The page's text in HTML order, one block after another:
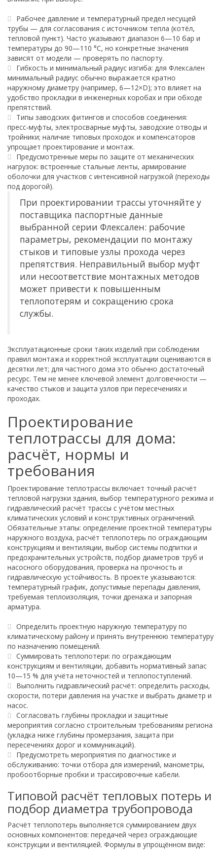
Рабочее давление и температурный предел несущей
трубы — для согласования с источником тепла (котёл,
тепловой пункт). Часто указывают диапазон 6—10 бар и
температуры до 90—110 °C, но конкретные значения
зависят от модели — проверять по паспорту.
Гибкость и минимальный радиус изгиба: для Флексален
минимальный радиус обычно выражается кратно
наружному диаметру (например, 6—12×D); это влияет на
удобство прокладки в инженерных коробах и при обходе
препятствий.
Типы заводских фитингов и способов соединения:
пресс‑муфты, электросварные муфты, заводские отводы и
тройники; наличие типовых проходок и компенсаторов
упрощает проектирование и монтаж.
Предусмотренные меры по защите от механических
нагрузок: встроенные стальные ленты, армирование
оболочки для участков с интенсивной нагрузкой (переходы
под дорогой).
При проектировании трассы уточняйте у
поставщика паспортные данные
выбранной серии Флексален: рабочие
параметры, рекомендации по монтажу
стыков и типовые узлы прохода через
препятствия. Неправильный выбор муфт
или несоответствие монтажных методов
может привести к повышенным
теплопотерям и сокращению срока
службы.
Эксплуатационные сроки таких изделий при соблюдении
правил монтажа и корректной эксплуатации оцениваются в
десятки лет; для частного дома это обычно достаточный
ресурс. Тем не менее ключевой элемент долговечности —
качество стыков и защита узлов при пересечениях и
проходах.
Проектирование
теплотрассы для дома:
расчёт, нормы и
требования
Проектирование теплотрассы включает точный расчёт
тепловой нагрузки здания, выбор температурного режима и
гидравлический расчёт трассы с учётом местных
климатических условий и конструктивных ограничений.
Обязательные этапы: определение проектной температуры
наружного воздуха, расчёт теплопотерь по ограждающим
конструкциям и вентиляции, выбор системы подпитки и
предохранительных устройств, подбор диаметров труб и
насосного оборудования, проверка на прочность и
гидравлическую устойчивость. В проекте указываются:
температурный график, допустимые перепады давления,
требуемая теплоизоляция, точки дренажа и запорная
арматура.
Определить проектную наружную температуру по
климатическому району и принять внутреннюю температуру
по назначению помещений.
Суммировать теплопотери: по ограждающим
конструкциям и вентиляции, добавить нормативный запас
10—15 % для учёта неточностей и теплопоступлений.
Выполнить гидравлический расчёт: определить расходы,
скорости, потери давления на участке и выбрать диаметр и
насос.
Согласовать глубины прокладки и защитные
мероприятия согласно строительным требованиям региона
(укладка ниже глубины промерзания, защита при
пересечениях дорог и коммуникаций).
Предусмотреть мероприятия по диагностике и
обслуживанию: точки отбора для измерений, манометры,
пробоотборные пробки и трассировочные кабели.
Типовой расчёт тепловых потерь и
подбор диаметра трубопровода
Расчёт теплопотерь выполняется суммированием двух
основных компонентов: передачей через ограждающие
конструкции и вентиляцией. Формулы в упрощённом виде: